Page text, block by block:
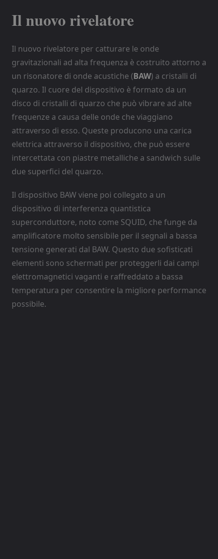
Il nuovo rivelatore
Il nuovo rivelatore per catturare le onde
gravitazionali ad alta frequenza è costruito attorno a
un risonatore di onde acustiche (BAW) a cristalli di
quarzo. Il cuore del dispositivo è formato da un
disco di cristalli di quarzo che può vibrare ad alte
frequenze a causa delle onde che viaggiano
attraverso di esso. Queste producono una carica
elettrica attraverso il dispositivo, che può essere
intercettata con piastre metalliche a sandwich sulle
due superfici del quarzo.
Il dispositivo BAW viene poi collegato a un
dispositivo di interferenza quantistica
superconduttore, noto come SQUID, che funge da
amplificatore molto sensibile per il segnali a bassa
tensione generati dal BAW. Questo due sofisticati
elementi sono schermati per proteggerli dai campi
elettromagnetici vaganti e raffreddato a bassa
temperatura per consentire la migliore performance
possibile.